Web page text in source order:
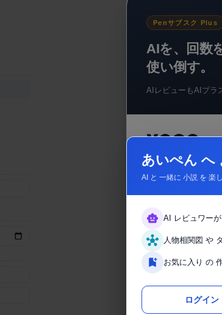
Penサブスク Plus
AIを、回数
使い倒す。
AIレビューもAIプラ
¥680
1日あたり約¥22 — コ
AIレビュ
通常は上限
あいぺん へ
AI と 一緒に 小説 を 楽
AI レビュワー
人物相関図 や
お気に入り の
ログイン